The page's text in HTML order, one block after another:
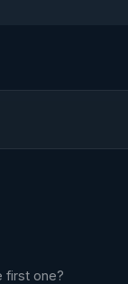
first one?